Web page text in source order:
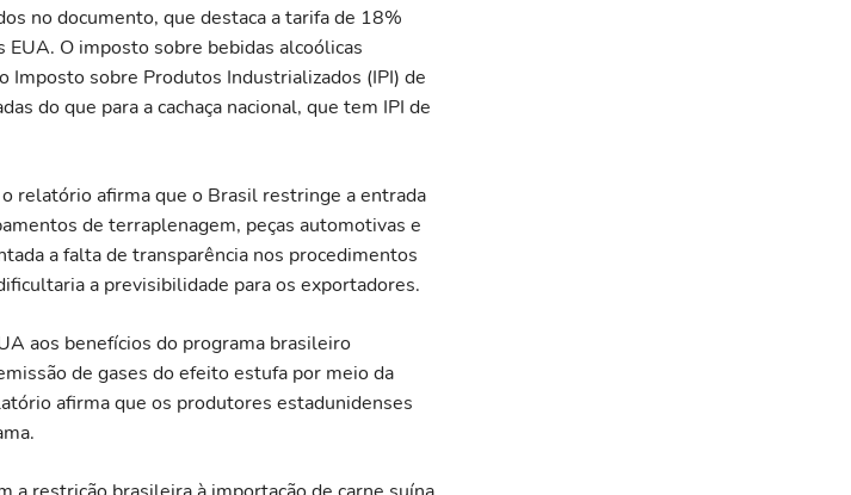
no documento, que destaca a tarifa de 18%
O imposto sobre bebidas alcoólicas
Imposto sobre Produtos Industrializados (IPI) de
do que para a cachaça nacional, que tem IPI de
relatório afirma que o Brasil restringe a entrada
de terraplenagem, peças automotivas e
a falta de transparência nos procedimentos
a previsibilidade para os exportadores.
aos benefícios do programa brasileiro
de gases do efeito estufa por meio da
afirma que os produtores estadunidenses